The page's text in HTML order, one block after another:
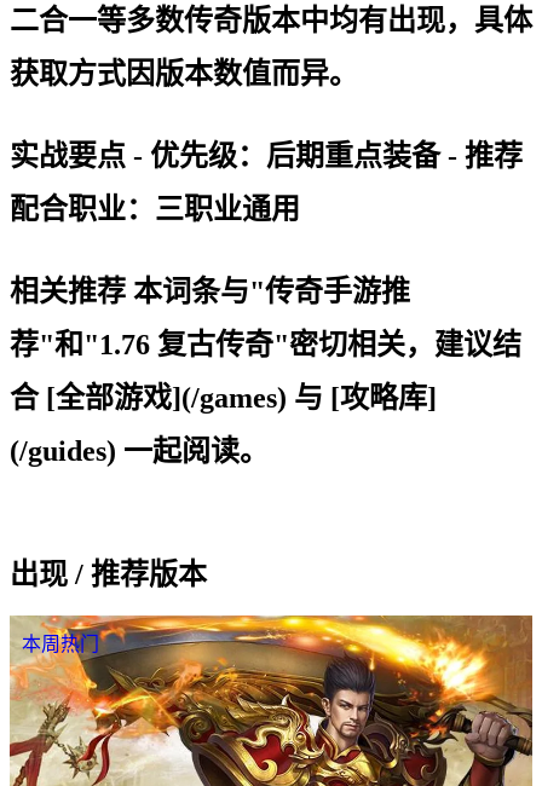
二合一等多数传奇版本中均有出现，具体
获取方式因版本数值而异。
实战要点 - 优先级：后期重点装备 - 推荐
配合职业：三职业通用
相关推荐 本词条与"传奇手游推
荐"和"1.76 复古传奇"密切相关，建议结
合 [全部游戏](/games) 与 [攻略库]
(/guides) 一起阅读。
出现 / 推荐版本
本周热门